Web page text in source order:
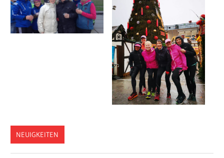
NEUIGKEITEN